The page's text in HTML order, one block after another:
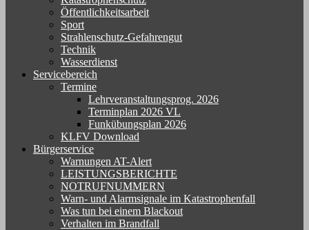
Öffentlichkeitsarbeit
Sport
Strahlenschutz-Gefahrengut
Technik
Wasserdienst
Servicebereich
Termine
Lehrveranstaltungsprog. 2026
Terminplan 2026 VL
Funkübungsplan 2026
KLFV Download
Bürgerservice
Warnungen AT-Alert
LEISTUNGSBERICHTE
NOTRUFNUMMERN
Warn- und Alarmsignale im Katastrophenfall
Was tun bei einem Blackout
Verhalten im Brandfall